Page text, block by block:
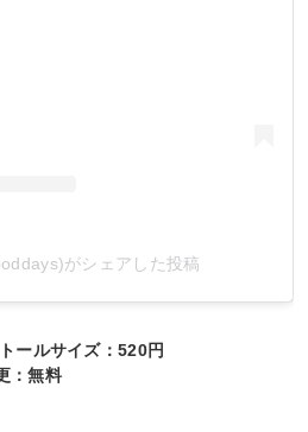
がシェアした投稿
ールサイズ：520円
：無料